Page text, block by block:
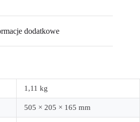
dodatkowe
1,11 kg
505 × 205 × 165 mm